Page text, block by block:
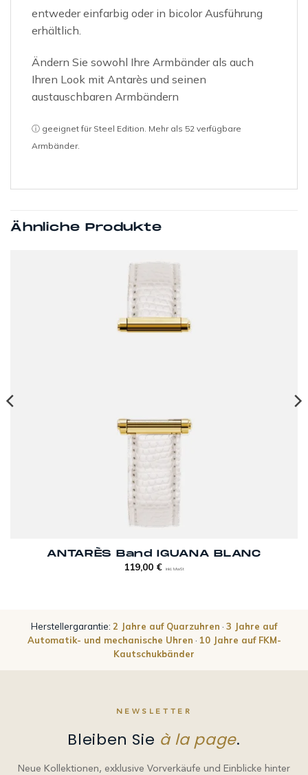
entweder einfarbig oder in bicolor Ausführung
erhältlich.
Ändern Sie sowohl Ihre Armbänder als auch
Ihren Look mit Antarès und seinen
austauschbaren Armbändern
ⓘ geeignet für Steel Edition. Mehr als 52 verfügbare
Armbänder.
Ähnliche Produkte
ANTARÈS Band IGUANA BLANC
119,00 € inkl. MwSt
Herstellergarantie: 2 Jahre auf Quarzuhren · 3 Jahre auf
Automatik- und mechanische Uhren · 10 Jahre auf FKM-
Kautschukbänder
NEWSLETTER
Bleiben Sie à la page.
Neue Kollektionen, exklusive Vorverkäufe und Einblicke hinter